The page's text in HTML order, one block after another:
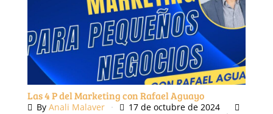
Las 4 P del Marketing con Rafael Aguayo
By Anali Malaver
17 de octubre de 2024